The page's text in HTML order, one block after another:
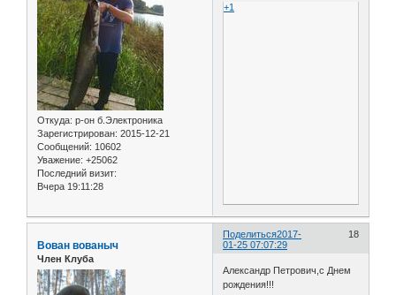
Откуда: р-он б.Электроника
Зарегистрирован: 2015-12-21
Сообщений: 10602
Уважение: +25062
Последний визит:
Вчера 19:11:28
+1
Поделиться 18
2017-
01-25 07:07:29
Вован вованыч
Член Клуба
Александр Петрович,с Днем
рождения!!!